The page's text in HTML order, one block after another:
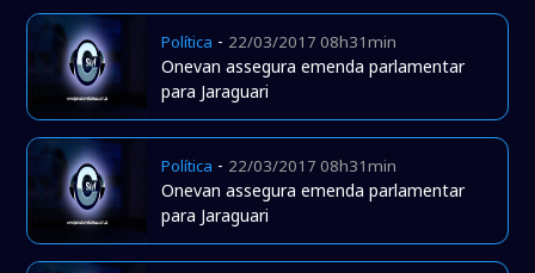
Política - 22/03/2017 08h31min
Onevan assegura emenda parlamentar
para Jaraguari
Política - 22/03/2017 08h31min
Onevan assegura emenda parlamentar
para Jaraguari